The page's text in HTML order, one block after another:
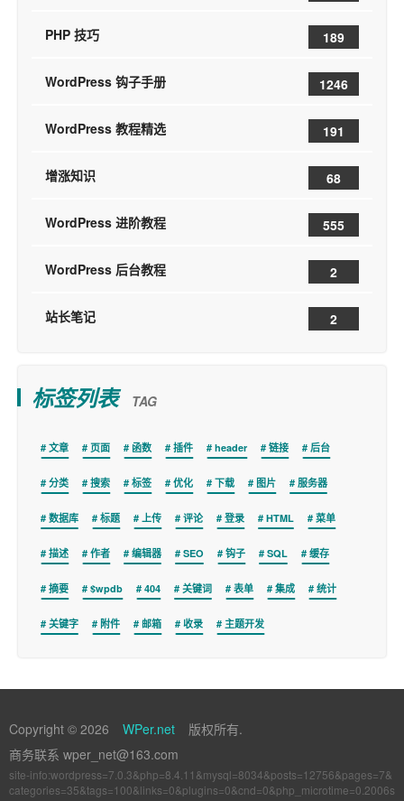
PHP 技巧 189
WordPress 钩子手册 1246
WordPress 教程精选 191
增涨知识 68
WordPress 进阶教程 555
WordPress 后台教程 2
站长笔记 2
标签列表 TAG
文章 页面 函数 插件 header 链接 后台
分类 搜索 标签 优化 下载 图片 服务器
数据库 标题 上传 评论 登录 HTML 菜单
描述 作者 编辑器 SEO 钩子 SQL 缓存
摘要 $wpdb 404 关键词 表单 集成 统计
关键字 附件 邮箱 收录 主题开发
Copyright © 2026 WPer.net
版权所有.
商务联系 wper_net@163.com
site-info:wordpress=7.0.3&php=8.4.11&mysql=8034&posts=12756&pages=7&
categories=35&tags=100&links=0&plugins=0&cnd=0&php_microtime=0.2006s